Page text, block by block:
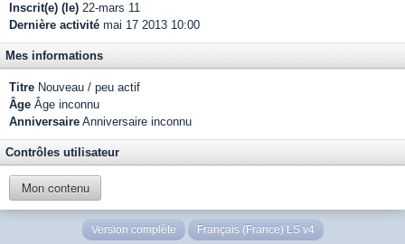
Inscrit(e) (le) 22-mars 11
Dernière activité mai 17 2013 10:00
Mes informations
Titre Nouveau / peu actif
Âge Âge inconnu
Anniversaire Anniversaire inconnu
Contrôles utilisateur
Mon contenu
Version complète Français (France) LS v4